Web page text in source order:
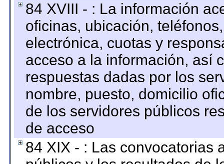
84 XVIII - : La información
oficinas, ubicación,
electrónica, cuotas y
acceso a la información, así
respuestas dadas por los
nombre, puesto, domicilio
de los servidores públicos
de acceso
84 XIX - : Las convocatorias